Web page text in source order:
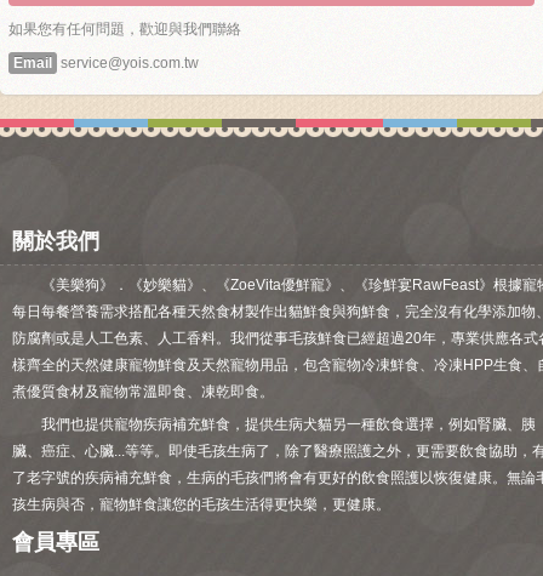
如果您有任何問題，歡迎與我們聯絡
Email
service@yois.com.tw
關於我們
《美樂狗》．《妙樂貓》、《ZoeVita優鮮寵》、《珍鮮宴RawFeast》根據寵
每日每餐營養需求搭配各種天然食材製作出貓鮮食與狗鮮食，完全沒有化學添加物
防腐劑或是人工色素、人工香料。我們從事毛孩鮮食已經超過20年，專業供應各式
樣齊全的天然健康寵物鮮食及天然寵物用品，包含寵物冷凍鮮食、冷凍HPP生食、
煮優質食材及寵物常溫即食、凍乾即食。
我們也提供寵物疾病補充鮮食，提供生病犬貓另一種飲食選擇，例如腎臟、胰
臟、癌症、心臟...等等。即使毛孩生病了，除了醫療照護之外，更需要飲食協助，
了老字號的疾病補充鮮食，生病的毛孩們將會有更好的飲食照護以恢復健康。無論
孩生病與否，寵物鮮食讓您的毛孩生活得更快樂，更健康。
會員專區